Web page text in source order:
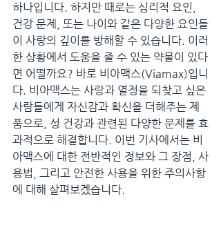
하나입니다. 하지만 때로는 심리적 요인,
건강 문제, 또는 나이와 같은 다양한 요인들
이 사랑의 깊이를 방해할 수 있습니다. 이러
한 상황에서 도움을 줄 수 있는 약물이 있다
면 어떨까요? 바로 비아맥스(Viamax)입니
다. 비아맥스는 사랑과 열정을 되찾고 싶은
사람들에게 자신감과 확신을 더해주는 제
품으로, 성 건강과 관련된 다양한 문제를 효
과적으로 해결합니다. 이번 기사에서는 비
아맥스에 대한 전반적인 정보와 그 장점, 사
용법, 그리고 안전한 사용을 위한 주의사항
에 대해 살펴보겠습니다.